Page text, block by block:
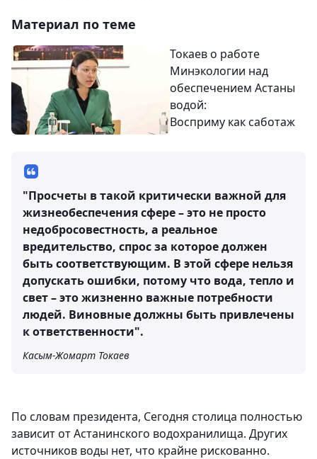
Материал по теме
Токаев о работе
Минэкологии над
обеспечением Астаны
водой:
Восприму как саботаж
"Просчеты в такой критически важной для
жизнеобеспечения сфере – это не просто
недобросовестность, а реальное
вредительство, спрос за которое должен
быть соответствующим. В этой сфере нельзя
допускать ошибки, потому что вода, тепло и
свет – это жизненно важные потребности
людей. Виновные должны быть привлечены
к ответственности".
Касым-Жомарт Токаев
По словам президента, Сегодня столица полностью
зависит от Астанинского водохранилища. Других
источников воды нет, что крайне рискованно.